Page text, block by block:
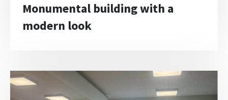
Monumental building with a
modern look